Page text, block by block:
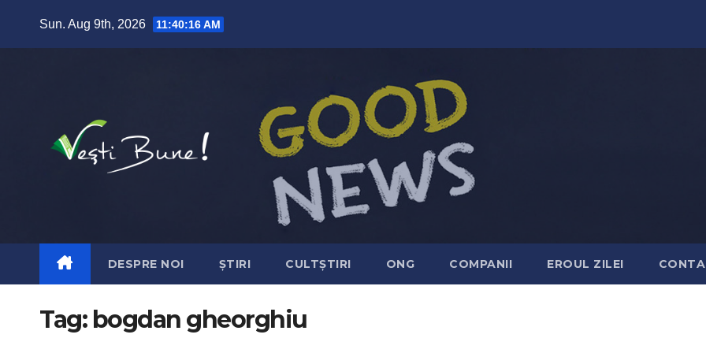
Sun. Aug 9th, 2026
11:40:17 AM
DESPRE NOI ȘTIRI CULTȘTIRI ONG COMPANII EROUL ZILEI
Tag: bogdan gheorghiu